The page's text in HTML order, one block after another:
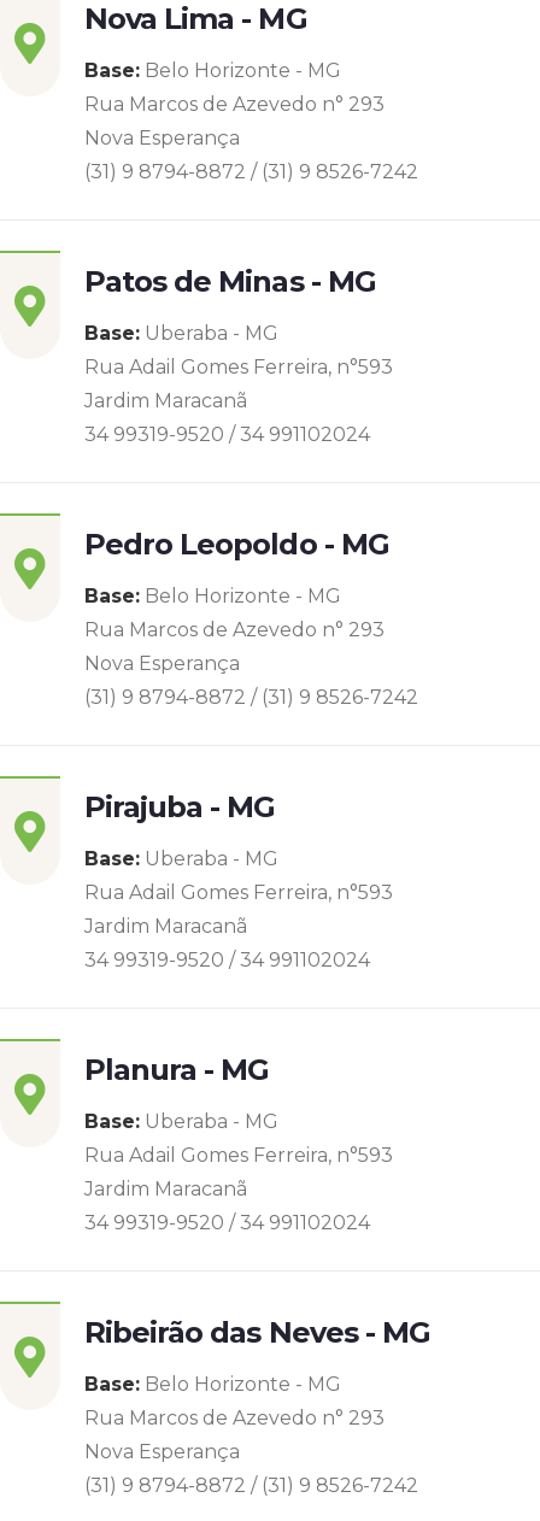
Nova Lima - MG
Base: Belo Horizonte - MG
Rua Marcos de Azevedo n° 293
Nova Esperança
(31) 9 8794-8872 / (31) 9 8526-7242
Patos de Minas - MG
Base: Uberaba - MG
Rua Adail Gomes Ferreira, n°593
Jardim Maracanã
34 99319-9520 / 34 991102024
Pedro Leopoldo - MG
Base: Belo Horizonte - MG
Rua Marcos de Azevedo n° 293
Nova Esperança
(31) 9 8794-8872 / (31) 9 8526-7242
Pirajuba - MG
Base: Uberaba - MG
Rua Adail Gomes Ferreira, n°593
Jardim Maracanã
34 99319-9520 / 34 991102024
Planura - MG
Base: Uberaba - MG
Rua Adail Gomes Ferreira, n°593
Jardim Maracanã
34 99319-9520 / 34 991102024
Ribeirão das Neves - MG
Base: Belo Horizonte - MG
Rua Marcos de Azevedo n° 293
Nova Esperança
(31) 9 8794-8872 / (31) 9 8526-7242